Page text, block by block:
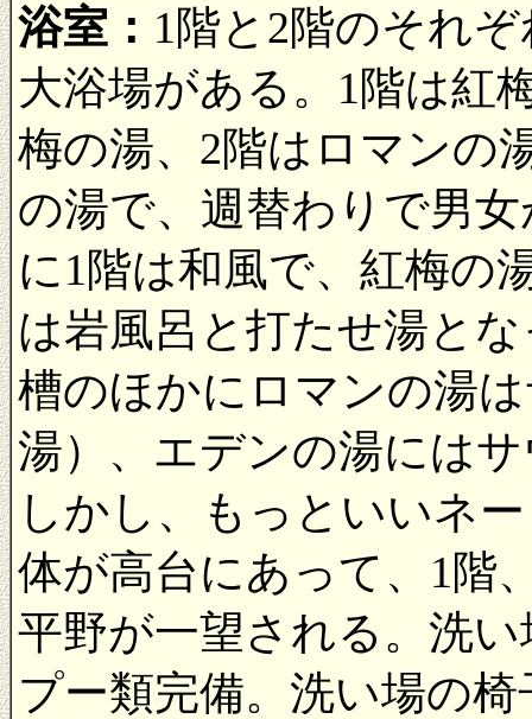
浴室： 1階と2階のそれ
大浴場がある。1階は紅
梅の湯、2階はロマンの
の湯で、週替わりで男
に1階は和風で、紅梅の
は岩風呂と打たせ湯と
槽のほかにロマンの湯
湯）、エデンの湯には
しかし、もっといいネ
体が高台にあって、1階
平野が一望される。洗
プー類完備。洗い場の